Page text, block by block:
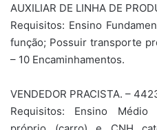
AUXILIAR DE LINHA DE
Requisitos: Ensino
função; Possuir transporte
– 10 Encaminhamentos.
VENDEDOR PRACISTA. –
Requisitos: Ensino